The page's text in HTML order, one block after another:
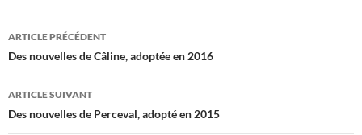
Navigation
des
articles
ARTICLE PRÉCÉDENT
Des nouvelles de Câline, adoptée en 2016
ARTICLE SUIVANT
Des nouvelles de Perceval, adopté en 2015